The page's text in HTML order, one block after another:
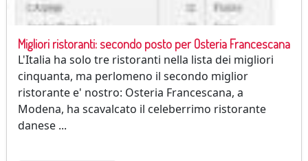
Migliori ristoranti: secondo posto per Osteria Francescana
L'Italia ha solo tre ristoranti nella lista dei migliori
cinquanta, ma perlomeno il secondo miglior
ristorante e' nostro: Osteria Francescana, a
Modena, ha scavalcato il celeberrimo ristorante
danese ...